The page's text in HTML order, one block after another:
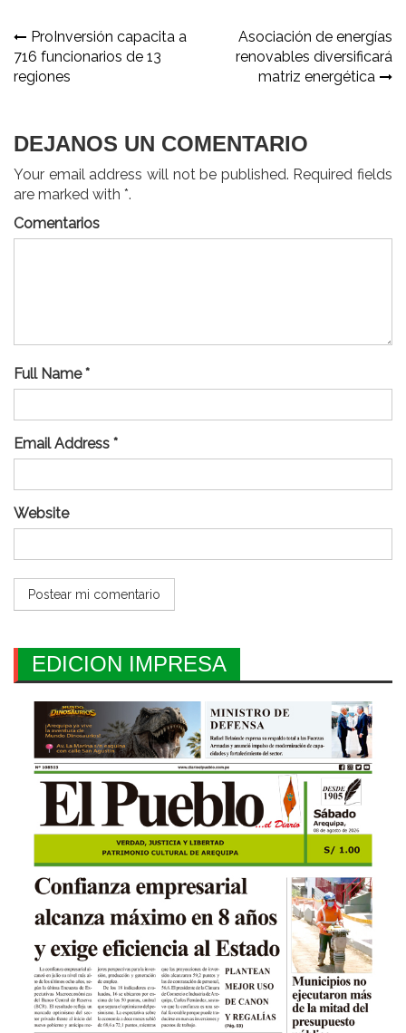
Navegación
de
ProInversión capacita a
716 funcionarios de 13
regiones
Asociación de energías
renovables diversificará
matriz energética
DEJANOS UN COMENTARIO
Your email address will not be published. Required fields
are marked with *.
Comentarios
Full Name *
Email Address *
Website
EDICION IMPRESA